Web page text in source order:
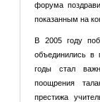
форума
показанным на
В 2005 году
объединились в
годы стал
поощрения
престижа